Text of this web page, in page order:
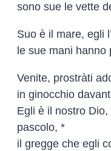
sono sue le vette
Suo è il mare, egli
le sue mani
Venite, prostràti
in ginocchio
Egli è il nostro
pascolo, *
il gregge che egli